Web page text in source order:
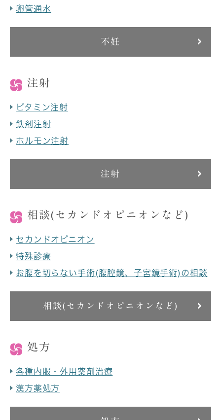
卵管通水
不妊
注射
ビタミン注射
鉄剤注射
ホルモン注射
注射
相談(セカンドオピニオンなど)
セカンドオピニオン
特殊診療
お腹を切らない手術(腹腔鏡、子宮鏡手術)の相談
相談(セカンドオピニオンなど)
処方
各種内服・外用薬剤治療
漢方薬処方